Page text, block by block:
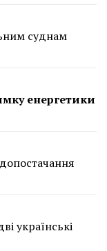
суднам
енергетики
українські